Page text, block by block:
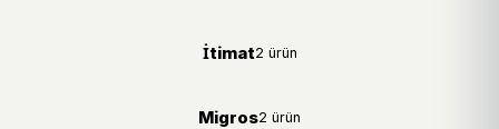
İtimat2 ürün
Migros2 ürün